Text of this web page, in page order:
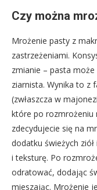
Czy można
Mrożenie pasty z
zastrzeżeniami.
zmianie – pasta
ziarnista. Wynika to z
(zwłaszcza w
które po rozmrożeniu
zdecydujecie się na
dodatku świeżych
i teksturę. Po
odratować, dodając
mieszając. Mrożenie